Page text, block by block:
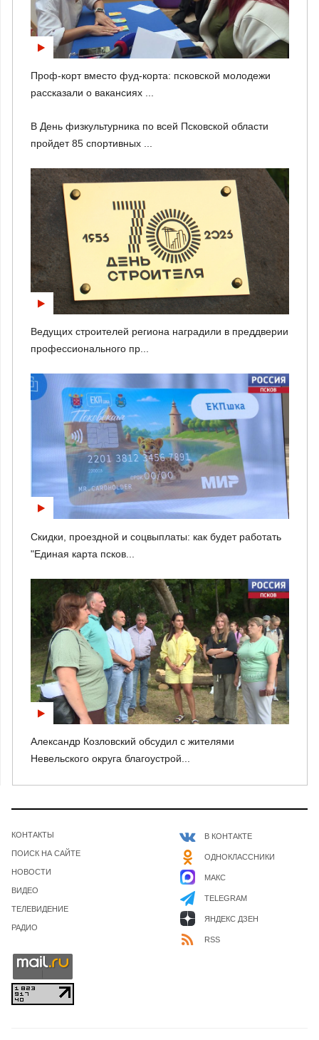
Проф-корт вместо фуд-корта: псковской молодежи
рассказали о вакансиях ...
В День физкультурника по всей Псковской области
пройдет 85 спортивных ...
Ведущих строителей региона наградили в преддверии
профессионального пр...
Скидки, проездной и соцвыплаты: как будет работать
"Единая карта псков...
Александр Козловский обсудил с жителями
Невельского округа благоустрой...
КОНТАКТЫ
ПОИСК НА САЙТЕ
НОВОСТИ
ВИДЕО
ТЕЛЕВИДЕНИЕ
РАДИО
В КОНТАКТЕ
ОДНОКЛАССНИКИ
МАКС
TELEGRAM
ЯНДЕКС ДЗЕН
RSS